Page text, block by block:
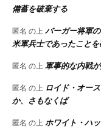
備蓄を破棄する
匿名 の上バーガー将軍
米軍兵士であったこと
匿名 の上軍事的な内戦
匿名 の上 ロイド・オー
か、さもなくば
匿名 の上ホワイト・ハ